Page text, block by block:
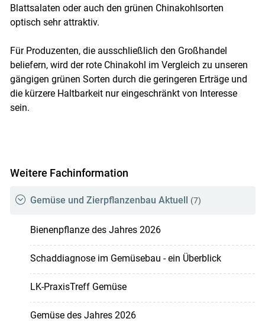
Blattsalaten oder auch den grünen Chinakohlsorten
optisch sehr attraktiv.
Für Produzenten, die ausschließlich den Großhandel
beliefern, wird der rote Chinakohl im Vergleich zu unseren
gängigen grünen Sorten durch die geringeren Erträge und
die kürzere Haltbarkeit nur eingeschränkt von Interesse
sein.
Weitere Fachinformation
Gemüse und Zierpflanzenbau Aktuell (7)
Bienenpflanze des Jahres 2026
Schaddiagnose im Gemüsebau - ein Überblick
LK-PraxisTreff Gemüse
Gemüse des Jahres 2026